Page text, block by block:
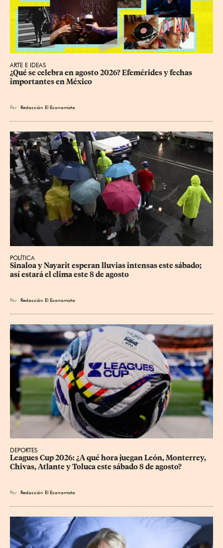
ARTE E IDEAS
¿Qué se celebra en agosto 2026? Efemérides y fechas
importantes en México
Por Redacción El Economista
POLÍTICA
Sinaloa y Nayarit esperan lluvias intensas este sábado;
así estará el clima este 8 de agosto
Por Redacción El Economista
DEPORTES
Leagues Cup 2026: ¿A qué hora juegan León, Monterrey,
Chivas, Atlante y Toluca este sábado 8 de agosto?
Por Redacción El Economista